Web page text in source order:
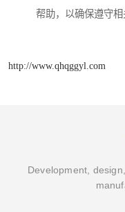
帮助，以确保遵守相
http://www.qhqggyl.com
Development,